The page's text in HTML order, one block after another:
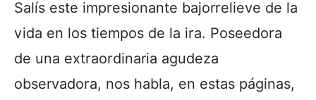
Salís este impresionante bajorrelieve de la
vida en los tiempos de la ira. Poseedora
de una extraordinaria agudeza
observadora, nos habla, en estas páginas,